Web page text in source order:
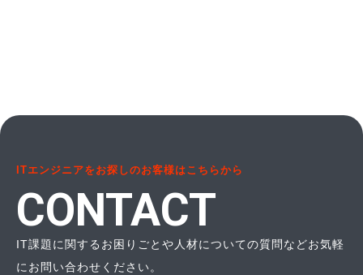
ITエンジニアをお探しのお客様はこちらから
CONTACT
IT課題に関するお困りごとや人材についての質問などお気軽
にお問い合わせください。